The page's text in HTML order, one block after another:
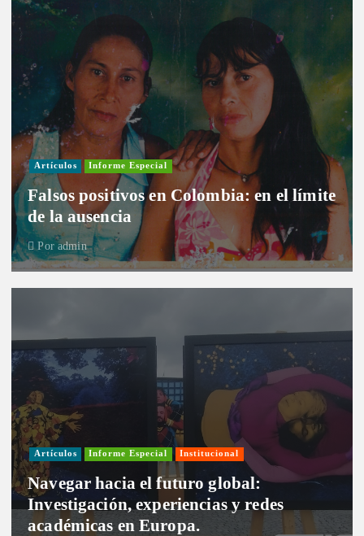
Artículos Informe Especial
Falsos positivos en Colombia: en el límite
de la ausencia
Por admin
Artículos Informe Especial Institucional
Navegar hacia el futuro global:
Investigación, experiencias y redes
académicas en Europa.